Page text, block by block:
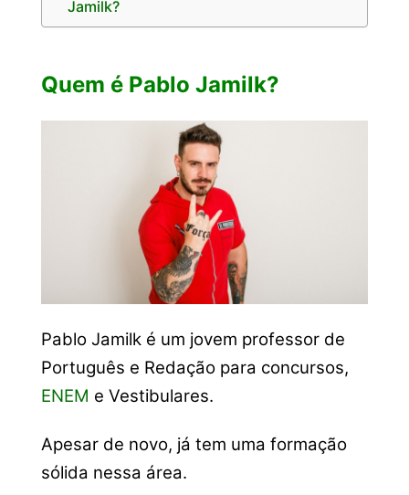
Jamilk?
Quem é Pablo Jamilk?
Pablo Jamilk é um jovem professor de
Português e Redação para concursos,
ENEM e Vestibulares.
Apesar de novo, já tem uma formação
sólida nessa área.